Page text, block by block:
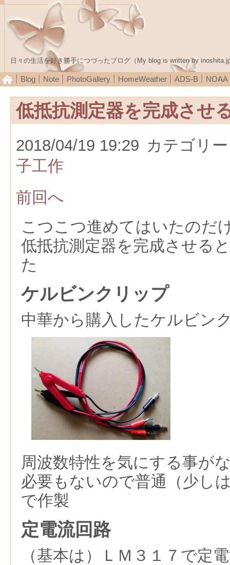
日々の生活を好き勝手につづったブログ（My blog is written by
Blog Note PhotoGallery HomeWeather ADS-B NOAA
低抵抗測定器を完成させ
2018/04/19 19:29 カテゴリ
子工作
前回へ
こつこつ進めてはいたのだ
低抵抗測定器を完成させる
た
ケルビンクリップ
中華から購入したケルビン
周波数特性を気にする事が
必要もないので普通（少し
で作製
定電流回路
（基本は）ＬＭ３１７で定